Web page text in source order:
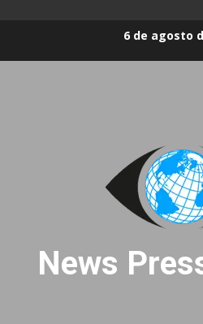
6 de agosto
News